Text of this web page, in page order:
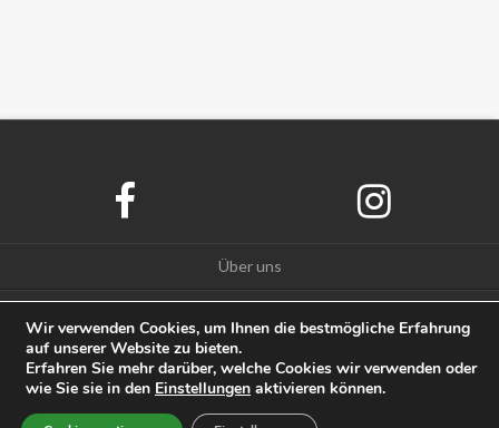
Über uns
Impressum
© Amazcy 2020
Wir verwenden Cookies, um Ihnen die bestmögliche Erfahrung
auf unserer Website zu bieten.
Erfahren Sie mehr darüber, welche Cookies wir verwenden oder
wie Sie sie in den Einstellungen aktivieren können.